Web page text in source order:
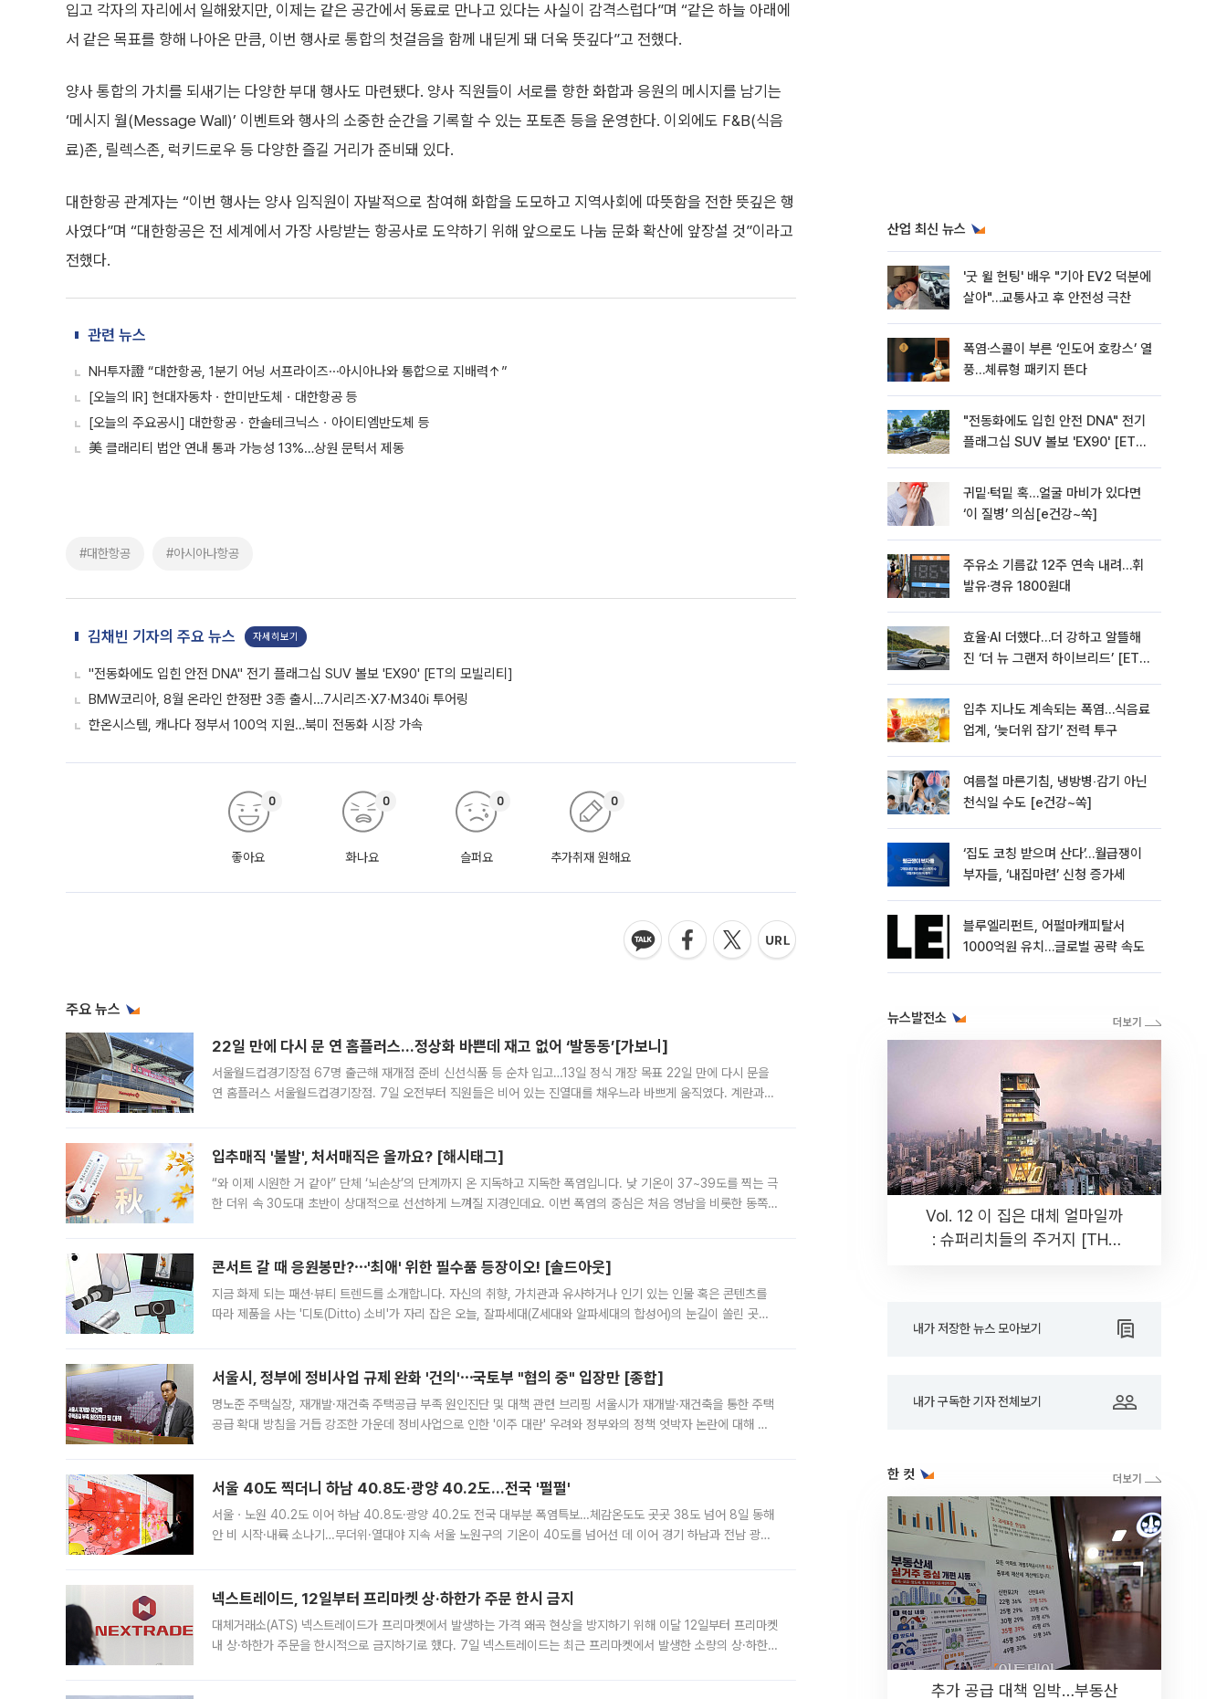
입고 각자의 자리에서 일해왔지만, 이제는 같은 공간에서 동료로 만나고 있다는 사실이 감격스럽다”며 “같은 하늘 아래에
서 같은 목표를 향해 나아온 만큼, 이번 행사로 통합의 첫걸음을 함께 내딛게 돼 더욱 뜻깊다”고 전했다.
양사 통합의 가치를 되새기는 다양한 부대 행사도 마련됐다. 양사 직원들이 서로를 향한 화합과 응원의 메시지를 남기는
‘메시지 월(Message Wall)’ 이벤트와 행사의 소중한 순간을 기록할 수 있는 포토존 등을 운영한다. 이외에도 F&B(식음
료)존, 릴렉스존, 럭키드로우 등 다양한 즐길 거리가 준비돼 있다.
대한항공 관계자는 “이번 행사는 양사 임직원이 자발적으로 참여해 화합을 도모하고 지역사회에 따뜻함을 전한 뜻깊은 행
사였다”며 “대한항공은 전 세계에서 가장 사랑받는 항공사로 도약하기 위해 앞으로도 나눔 문화 확산에 앞장설 것”이라고
전했다.
관련 뉴스
NH투자證 “대한항공, 1분기 어닝 서프라이즈⋯아시아나와 통합으로 지배력↑”
[오늘의 IR] 현대자동차ㆍ한미반도체ㆍ대한항공 등
[오늘의 주요공시] 대한항공ㆍ한솔테크닉스ㆍ아이티엠반도체 등
美 클래리티 법안 연내 통과 가능성 13%…상원 문턱서 제동
#대한항공 #아시아나항공
김채빈 기자의 주요 뉴스 자세히보기
"전동화에도 입힌 안전 DNA" 전기 플래그십 SUV 볼보 'EX90' [ET의 모빌리티]
BMW코리아, 8월 온라인 한정판 3종 출시…7시리즈·X7·M340i 투어링
한온시스템, 캐나다 정부서 100억 지원…북미 전동화 시장 가속
좋아요
0
화나요
0
슬퍼요
0
추가취재 원해요
0
주요 뉴스
22일 만에 다시 문 연 홈플러스…정상화 바쁜데 재고 없어 ‘발동동’[가보니]
서울월드컵경기장점 67명 출근해 재개점 준비 신선식품 등 순차 입고…13일 정식 개장 목표 22일 만에 다시 문을
연 홈플러스 서울월드컵경기장점. 7일 오전부터 직원들은 비어 있는 진열대를 채우느라 바쁘게 움직였다. 계란과
입추매직 '불발', 처서매직은 올까요? [해시태그]
“와 이제 시원한 거 같아” 단체 ‘뇌손상’의 단계까지 온 지독하고 지독한 폭염입니다. 낮 기온이 37~39도를 찍는 극
한 더위 속 30도대 초반이 상대적으로 선선하게 느껴질 지경인데요. 이번 폭염의 중심은 처음 영남을 비롯한 동쪽
콘서트 갈 때 응원봉만?⋯'최애' 위한 필수품 등장이오! [솔드아웃]
지금 화제 되는 패션·뷰티 트렌드를 소개합니다. 자신의 취향, 가치관과 유사하거나 인기 있는 인물 혹은 콘텐츠를
따라 제품을 사는 '디토(Ditto) 소비'가 자리 잡은 오늘, 잘파세대(Z세대와 알파세대의 합성어)의 눈길이 쏠린 곳은
서울시, 정부에 정비사업 규제 완화 '건의'⋯국토부 "협의 중" 입장만 [종합]
명노준 주택실장, 재개발·재건축 주택공급 부족 원인진단 및 대책 관련 브리핑 서울시가 재개발·재건축을 통한 주택
공급 확대 방침을 거듭 강조한 가운데 정비사업으로 인한 '이주 대란' 우려와 정부와의 정책 엇박자 논란에 대해 정
서울 40도 찍더니 하남 40.8도·광양 40.2도…전국 '펄펄'
서울ㆍ노원 40.2도 이어 하남 40.8도·광양 40.2도 전국 대부분 폭염특보…체감온도도 곳곳 38도 넘어 8일 동해
안 비 시작·내륙 소나기…무더위·열대야 지속 서울 노원구의 기온이 40도를 넘어선 데 이어 경기 하남과 전남 광양
넥스트레이드, 12일부터 프리마켓 상·하한가 주문 한시 금지
대체거래소(ATS) 넥스트레이드가 프리마켓에서 발생하는 가격 왜곡 현상을 방지하기 위해 이달 12일부터 프리마켓
내 상·하한가 주문을 한시적으로 금지하기로 했다. 7일 넥스트레이드는 최근 프리마켓에서 발생한 소량의 상·하한
산업 최신 뉴스
'굿 윌 헌팅' 배우 "기아 EV2 덕분에
살아"…교통사고 후 안전성 극찬
폭염·스콜이 부른 ‘인도어 호캉스’ 열
풍…체류형 패키지 뜬다
"전동화에도 입힌 안전 DNA" 전기
플래그십 SUV 볼보 'EX90' [ET의
귀밑·턱밑 혹…얼굴 마비가 있다면
‘이 질병’ 의심[e건강~쏙]
주유소 기름값 12주 연속 내려…휘
발유·경유 1800원대
효율·AI 더했다…더 강하고 알뜰해
진 ‘더 뉴 그랜저 하이브리드’ [ET의
입추 지나도 계속되는 폭염…식음료
업계, ‘늦더위 잡기’ 전력 투구
여름철 마른기침, 냉방병‧감기 아닌
천식일 수도 [e건강~쏙]
‘집도 코칭 받으며 산다’…월급쟁이
부자들, ‘내집마련’ 신청 증가세
블루엘리펀트, 어펄마캐피탈서
1000억원 유치…글로벌 공략 속도
뉴스발전소
Vol. 12 이 집은 대체 얼마일까
: 슈퍼리치들의 주거지 [THE
내가 저장한 뉴스 모아보기
내가 구독한 기자 전체보기
한 컷
추가 공급 대책 임박…부동산